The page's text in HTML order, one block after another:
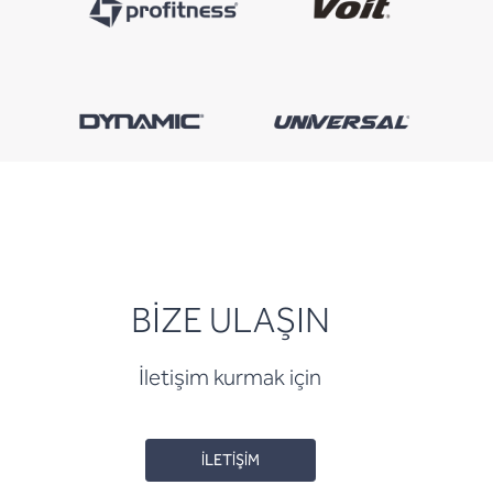
BİZE ULAŞIN
İletişim kurmak için
İLETİŞİM